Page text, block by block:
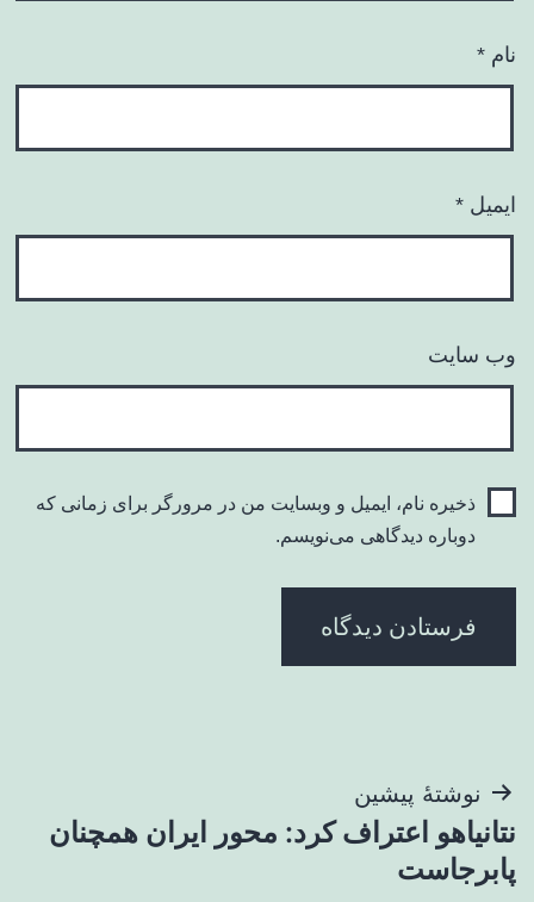
نام *
ایمیل *
وب‌ سایت
ذخیره نام، ایمیل و وبسایت من در مرورگر برای زمانی که
دوباره دیدگاهی می‌نویسم.
راهبری
نوشته
نوشتهٔ پیشین
نتانیاهو اعتراف کرد: محور ایران همچنان
پابرجاست